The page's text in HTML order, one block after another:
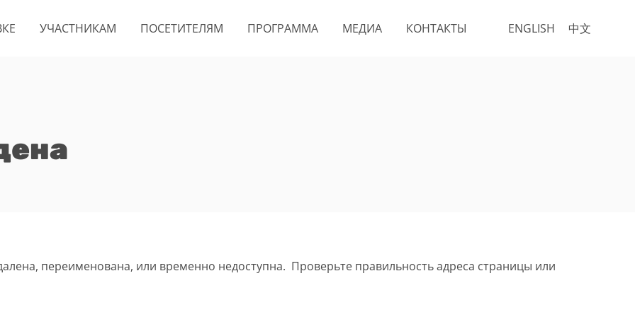
ENGLISH 中文
УЧАСТНИКАМ ПОСЕТИТЕЛЯМ ПРОГРАММА МЕДИА КОНТАКТЫ
переименована, или временно недоступна. Проверьте правильность адреса страницы или